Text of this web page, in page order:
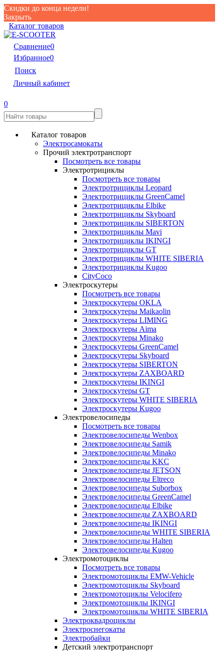
Скидки до конца недели!
Закрыть
Каталог товаров
Сравнение0
Избранное0
Поиск
Личный кабинет
0
Каталог товаров
Электросамокаты
Прочий электротранспорт
Посмотреть все товары
Электротрициклы
Посмотреть все товары
Электротрициклы Leopard
Электротрициклы GreenCamel
Электротрициклы Elbike
Электротрициклы Skyboard
Электротрициклы SIBERTON
Электротрициклы Mavi
Электротрициклы IKINGI
Электротрициклы GT
Электротрициклы WHITE SIBERIA
Электротрициклы Kugoo
CityCoco
Электроскутеры
Посмотреть все товары
Электроскутеры OKLA
Электроскутеры Maikaolin
Электроскутеры LIMING
Электроскутеры Aima
Электроскутеры Minako
Электроскутеры GreenCamel
Электроскутеры Skyboard
Электроскутеры SIBERTON
Электроскутеры ZAXBOARD
Электроскутеры IKINGI
Электроскутеры GT
Электроскутеры WHITE SIBERIA
Электроскутеры Kugoo
Электровелосипеды
Посмотреть все товары
Электровелосипеды Wenbox
Электровелосипеды Samik
Электровелосипеды Minako
Электровелосипеды KKC
Электровелосипеды JETSON
Электровелосипеды Eltreco
Электровелосипеды Suborbox
Электровелосипеды GreenCamel
Электровелосипеды Elbike
Электровелосипеды ZAXBOARD
Электровелосипеды IKINGI
Электровелосипеды WHITE SIBERIA
Электровелосипеды Halten
Электровелосипеды Kugoo
Электромотоциклы
Посмотреть все товары
Электромотоциклы EMW-Vehicle
Электромотоциклы Skyboard
Электромотоциклы Velocifero
Электромотоциклы IKINGI
Электромотоциклы WHITE SIBERIA
Электроквадроциклы
Электроснегокаты
Электробайки
Детский электротранспорт